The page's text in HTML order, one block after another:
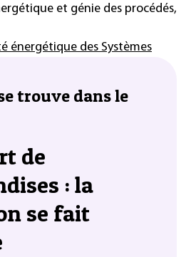
et génie des procédés,
énergétique des Systèmes
trouve dans le
de
: la
se fait